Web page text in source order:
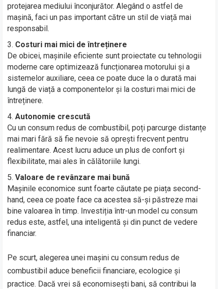
protejarea mediului înconjurător. Alegând o astfel de
mașină, faci un pas important către un stil de viață mai
responsabil.
Costuri mai mici de întreținere
De obicei, mașinile eficiente sunt proiectate cu tehnologii
moderne care optimizează funcționarea motorului și a
sistemelor auxiliare, ceea ce poate duce la o durată mai
lungă de viață a componentelor și la costuri mai mici de
întreținere.
Autonomie crescută
Cu un consum redus de combustibil, poți parcurge distanțe
mai mari fără să fie nevoie să oprești frecvent pentru
realimentare. Acest lucru aduce un plus de confort și
flexibilitate, mai ales în călătoriile lungi.
Valoare de revânzare mai bună
Mașinile economice sunt foarte căutate pe piața second-
hand, ceea ce poate face ca acestea să-și păstreze mai
bine valoarea în timp. Investiția într-un model cu consum
redus este, astfel, una inteligentă și din punct de vedere
financiar.
Pe scurt, alegerea unei mașini cu consum redus de
combustibil aduce beneficii financiare, ecologice și
practice. Dacă vrei să economisești bani, să contribui la